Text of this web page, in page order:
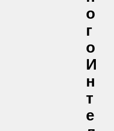
О
Г
О
И
Н
Т
Е